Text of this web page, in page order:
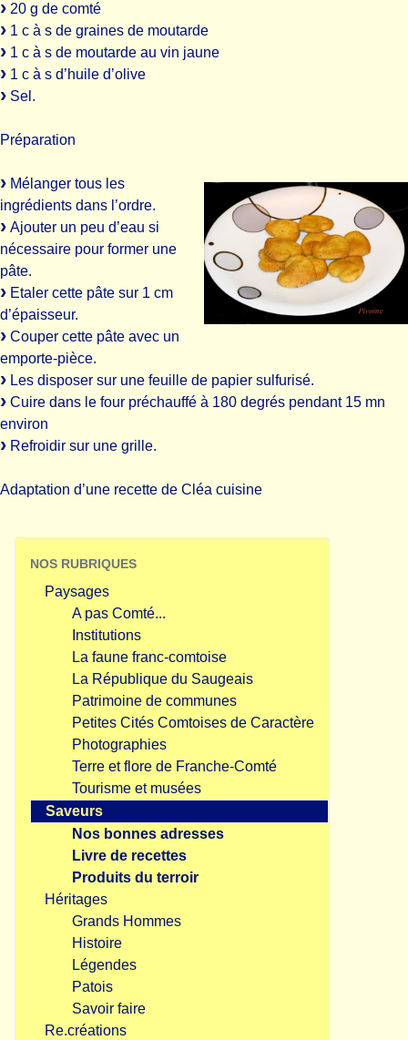
20 g de comté
1 c à s de graines de moutarde
1 c à s de moutarde au vin jaune
1 c à s d’huile d’olive
Sel.
Préparation
Mélanger tous les
ingrédients dans l’ordre.
Ajouter un peu d’eau si
nécessaire pour former une
pâte.
Etaler cette pâte sur 1 cm
d’épaisseur.
Couper cette pâte avec un
emporte-pièce.
Les disposer sur une feuille de papier sulfurisé.
Cuire dans le four préchauffé à 180 degrés pendant 15 mn
environ
Refroidir sur une grille.
Adaptation d’une recette de Cléa cuisine
NOS RUBRIQUES
Paysages
A pas Comté...
Institutions
La faune franc-comtoise
La République du Saugeais
Patrimoine de communes
Petites Cités Comtoises de Caractère
Photographies
Terre et flore de Franche-Comté
Tourisme et musées
Saveurs
Nos bonnes adresses
Livre de recettes
Produits du terroir
Héritages
Grands Hommes
Histoire
Légendes
Patois
Savoir faire
Re.créations